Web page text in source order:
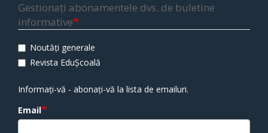
Gestionați abonamentele dvs. de buletine
informative
Noutăți generale
Revista EduȘcoală
Informați-vă - abonați-vă la lista de emailuri.
Email